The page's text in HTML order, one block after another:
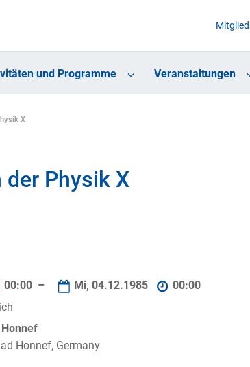
und Programme Veranstaltungen
X
Physik X
00:00 – Mi, 04.12.1985
00:00
Honnef, Germany